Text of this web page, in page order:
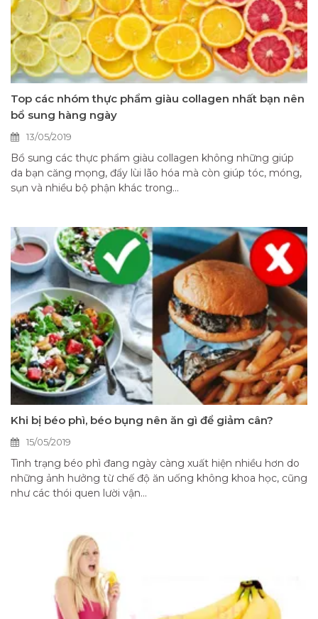
Top các nhóm thực phẩm giàu collagen nhất bạn nên
bổ sung hàng ngày
13/05/2019
Bổ sung các thực phẩm giàu collagen không những giúp
da bạn căng mọng, đẩy lùi lão hóa mà còn giúp tóc, móng,
sụn và nhiều bộ phận khác trong...
Khi bị béo phì, béo bụng nên ăn gì để giảm cân?
15/05/2019
Tình trạng béo phì đang ngày càng xuất hiện nhiều hơn do
những ảnh hưởng từ chế độ ăn uống không khoa học, cũng
như các thói quen lười vận...